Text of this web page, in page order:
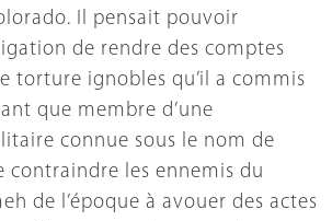
Il pensait pouvoir
de rendre des comptes
torture ignobles qu’il a commis
que membre d’une
connue sous le nom de
contraindre les ennemis du
de l’époque à avouer des actes